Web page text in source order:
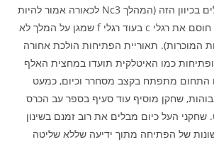
המהלכים האלה פועלים בכיוון הזה (המהלך Nc3 לכאורה אמור להיות
דומה ל Nf3 אבל הוא חוסם את רגלי c בעוד רגלי f שמגן על המלך לא
המוכרות). תאוריית הפתיחות הולכת אחורה
כמו האיטלקית תועדו במחצית האלף
התחום מתפתח בקצב מסחרר וכיום, כמעט
שחקן מוסיף עוד סעיף בספר עב הכרס
העל כיום מבלים את רוב זמנם בשינון
של הפתיחה מתוך ידיעה שללא שליטה